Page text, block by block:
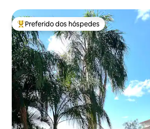
Entre os melhores preferidos dos hóspedes
Preferido dos hóspedes